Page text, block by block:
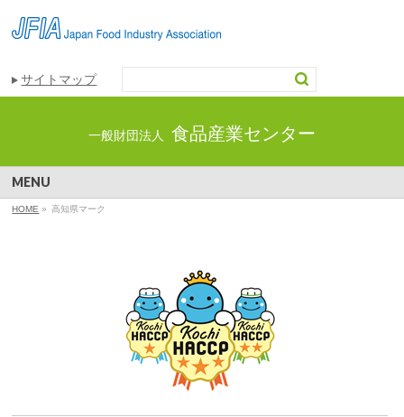
サイトマップ
一般財団法人 食品産業センター
MENU
HOME » 高知県マーク